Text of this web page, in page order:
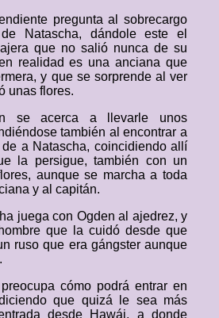
pregunta al sobrecargo
Natascha, dándole este el
que no salió nunca de su
realidad es una anciana que
y que se sorprende al ver
unas flores.
se acerca a llevarle unos
también al encontrar a
a Natascha, coincidiendo allí
la persigue, también con un
aunque se marcha a toda
y al capitán.
juega con Ogden al ajedrez, y
que la cuidó desde que
ruso que era gángster aunque
cómo podrá entrar en
que quizá le sea más
desde Hawái, a donde